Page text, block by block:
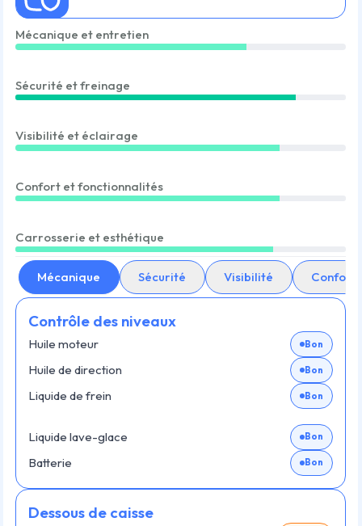
Mécanique et entretien
Sécurité et freinage
Visibilité et éclairage
Confort et fonctionnalités
Carrosserie et esthétique
Mécanique Sécurité Visibilité Confort
Contrôle des niveaux
Huile moteur Bon
Huile de direction Bon
Liquide de frein Bon
Liquide lave-glace Bon
Batterie Bon
Dessous de caisse